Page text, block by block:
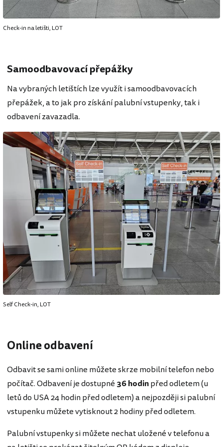
Check-in na letišti, LOT
Samoodbavovací přepážky
Na vybraných letištích lze využít i samoodbavovacích
přepážek, a to jak pro získání palubní vstupenky, tak i
odbavení zavazadla.
Self Check-in, LOT
Online odbavení
Odbavit se sami online můžete skrze mobilní telefon nebo
počítač. Odbavení je dostupné 36 hodinpřed odletem (u
letů do USA 24 hodin před odletem) a nejpozději si palubní
vstupenku můžete vytisknout 2 hodiny před odletem.
Palubní vstupenky si můžete nechat uložené v telefonu a